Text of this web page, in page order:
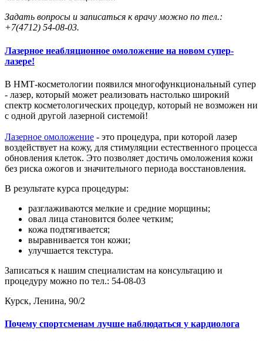
Задать вопросы и записаться к врачу можно по тел.:
+7(4712) 54-08-03.
Лазерное неабляционное омоложение на новом супер-
лазере!
В НМТ-косметологии появился многофункциональный супер
- лазер, который может реализовать настолько широкий
спектр косметологических процедур, который не возможен ни
с одной другой лазерной системой!
Лазерное омоложение - это процедура, при которой лазер
воздействует на кожу, для стимуляции естественного процесса
обновления клеток. Это позволяет достичь омоложения кожи
без риска ожогов и значительного периода восстановления.
В результате курса процедуры:
разглаживаются мелкие и средние морщины;
овал лица становится более четким;
кожа подтягивается;
выравнивается тон кожи;
улучшается текстура.
Записаться к нашим специалистам на консультацию и
процедуру можно по тел.: 54-08-03
Курск, Ленина, 90/2
Почему спортсменам лучше наблюдаться у кардиолога